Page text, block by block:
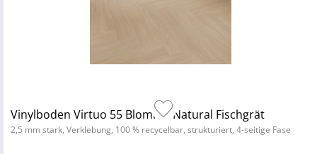
Vinylboden Virtuo 55 Blomma Natural Fischgrät
2,5 mm stark, Verklebung, 100 % recycelbar, strukturiert, 4-seitige Fase